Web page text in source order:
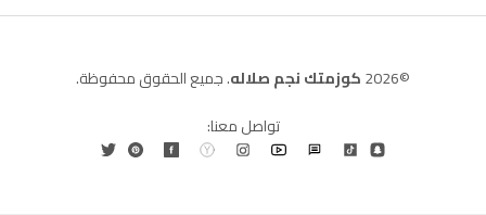
©2026 كوزمتك نجم صلاله. جميع الحقوق محفوظة.
تواصل معنا: